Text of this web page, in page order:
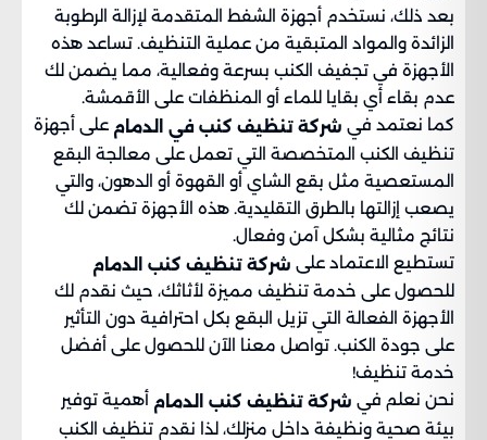
بعد ذلك، نستخدم أجهزة الشفط المتقدمة لإزالة الرطوبة
الزائدة والمواد المتبقية من عملية التنظيف. تساعد هذه
الأجهزة في تجفيف الكنب بسرعة وفعالية، مما يضمن لك
عدم بقاء أي بقايا للماء أو المنظفات على الأقمشة.
كما نعتمد في شركة تنظيف كنب في الدمام على أجهزة
تنظيف الكنب المتخصصة التي تعمل على معالجة البقع
المستعصية مثل بقع الشاي أو القهوة أو الدهون، والتي
يصعب إزالتها بالطرق التقليدية. هذه الأجهزة تضمن لك
نتائج مثالية بشكل آمن وفعال.
تستطيع الاعتماد على شركة تنظيف كنب الدمام
للحصول على خدمة تنظيف مميزة لأثاثك، حيث نقدم لك
الأجهزة الفعالة التي تزيل البقع بكل احترافية دون التأثير
على جودة الكنب. تواصل معنا الآن للحصول على أفضل
خدمة تنظيف!
نحن نعلم في شركة تنظيف كنب الدمام أهمية توفير
بيئة صحية ونظيفة داخل منزلك، لذا نقدم تنظيف الكنب